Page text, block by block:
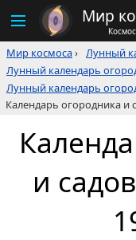
Мир
Мир космоса› Лунный
Лунный календарь
Лунный календарь
Календарь огородника и
и